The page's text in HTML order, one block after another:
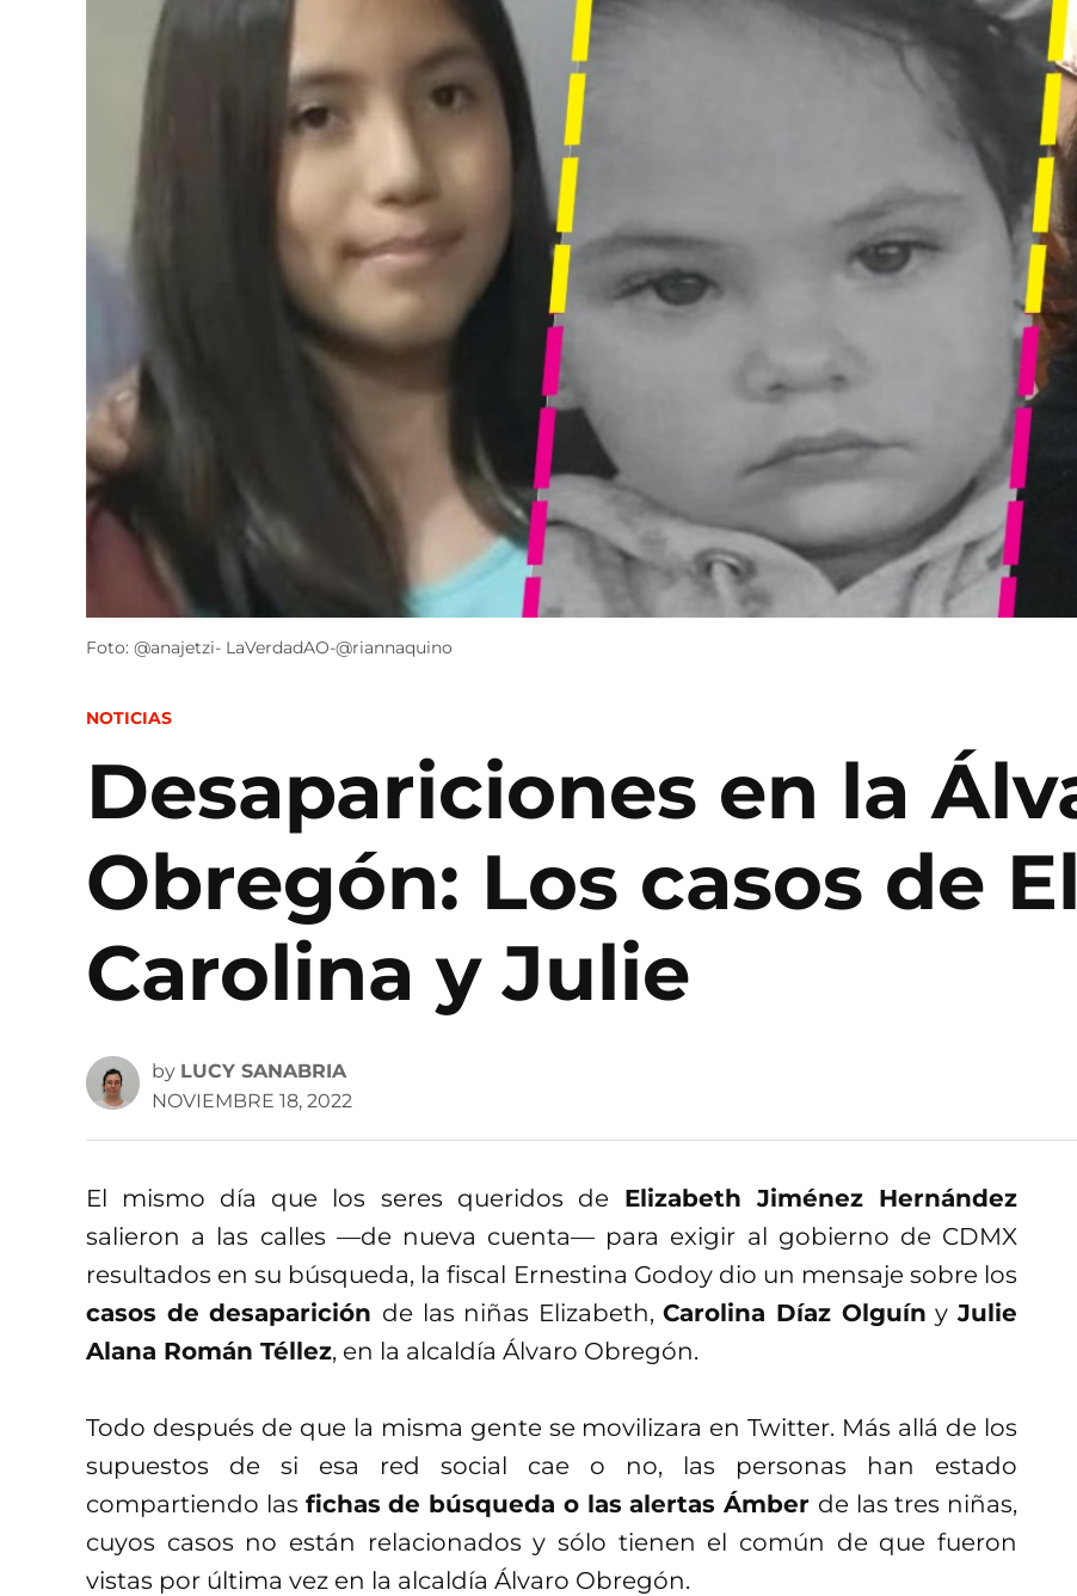
Foto: @anajetzi- LaVerdadAO-@riannaquino
POSTED
NOTICIAS
Desapariciones en la
Obregón: Los casos de
Carolina y Julie
by LUCY SANABRIA
NOVIEMBRE 18, 2022
El mismo día que los seres queridos deElizabeth Jiménez Hernández
salieron a las calles —de nueva cuenta— para exigir al gobierno de CDMX
resultados en su búsqueda, la fiscal Ernestina Godoy dio un mensaje sobre los
casos de desaparición de las niñas Elizabeth,Carolina Díaz Olguín yJulie
Alana Román Téllez, en la alcaldía Álvaro Obregón.
Todo después de que la misma gente se movilizara en Twitter. Más allá de los
supuestos de si esa red social cae o no, las personas han estado
compartiendo las fichas de búsqueda o las alertas Ámber de las tres niñas,
cuyos casos no están relacionados y sólo tienen el común de que fueron
vistas por última vez en la alcaldía Álvaro Obregón.